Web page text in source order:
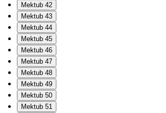
Mektub 42
Mektub 43
Mektub 44
Mektub 45
Mektub 46
Mektub 47
Mektub 48
Mektub 49
Mektub 50
Mektub 51